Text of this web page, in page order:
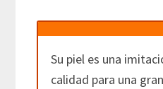
Su piel es una
calidad para una